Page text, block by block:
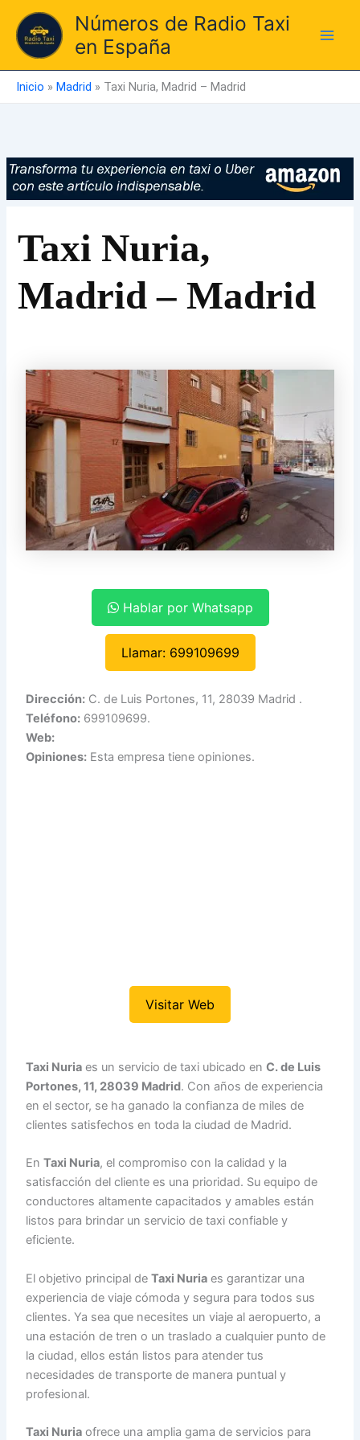
contenido
Números de Radio Taxi
en España
Inicio » Madrid » Taxi Nuria, Madrid – Madrid
Taxi Nuria,
Madrid – Madrid
Hablar por Whatsapp
Llamar: 699109699
Dirección: C. de Luis Portones, 11, 28039 Madrid .
Teléfono: 699109699.
Web:
Opiniones: Esta empresa tiene opiniones.
Visitar Web
Taxi Nuria es un servicio de taxi ubicado enC. de Luis
Portones, 11, 28039 Madrid. Con años de experiencia
en el sector, se ha ganado la confianza de miles de
clientes satisfechos en toda la ciudad de Madrid.
EnTaxi Nuria, el compromiso con la calidad y la
satisfacción del cliente es una prioridad. Su equipo de
conductores altamente capacitados y amables están
listos para brindar un servicio de taxi confiable y
eficiente.
El objetivo principal deTaxi Nuria es garantizar una
experiencia de viaje cómoda y segura para todos sus
clientes. Ya sea que necesites un viaje al aeropuerto, a
una estación de tren o un traslado a cualquier punto de
la ciudad, ellos están listos para atender tus
necesidades de transporte de manera puntual y
profesional.
Taxi Nuria ofrece una amplia gama de servicios para